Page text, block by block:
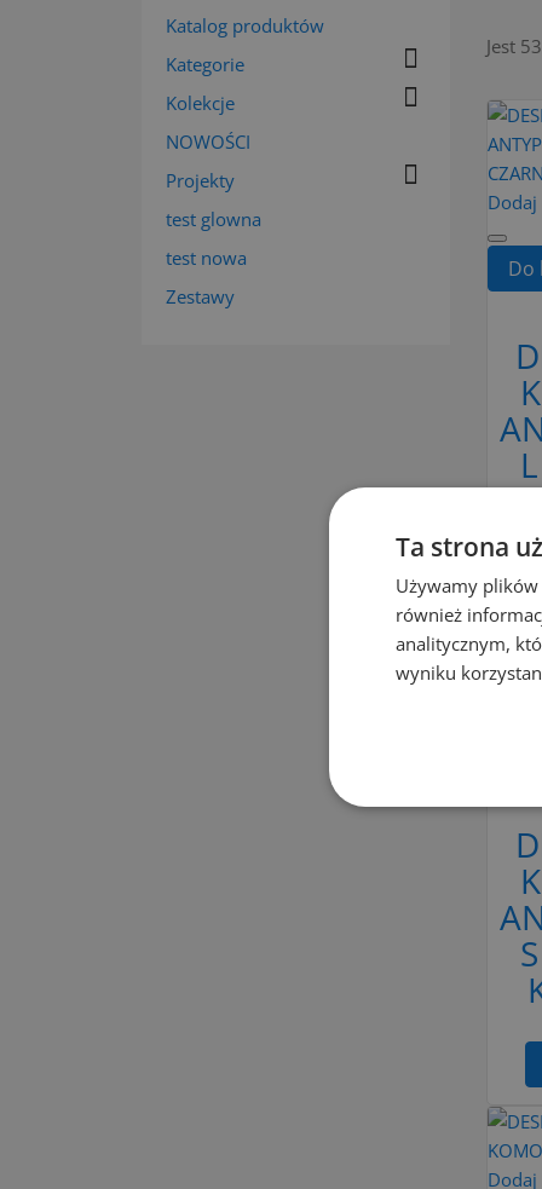
Katalog produktów
Kategorie

Kolekcje 
NOWOŚCI
Projekty

test glowna
test nowa
Zestawy
Jest
Do
Ta strona
Używamy
również
analitycznym,
wyniku